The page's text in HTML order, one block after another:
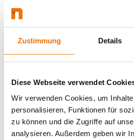
Zustimmung Details
Diese Webseite verwendet
Wir verwenden Cookies, um
personalisieren, Funktionen für
zu können und die Zugriffe auf
analysieren. Außerdem geben wir
MPM Process Mining
Mit unserer
ausgezeichneten Lösung
datenbasiert analysiert,
erfolgreich gesteuert.